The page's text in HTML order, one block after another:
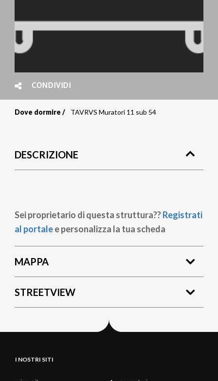
CONDIVIDI
pane
Dove dormire TAVRVS Muratori 11 sub 54
DESCRIZIONE
Sei proprietario di questa struttura??Registrati
al portalee personalizza la tua scheda
MAPPA
STREETVIEW
I NOSTRI SITI